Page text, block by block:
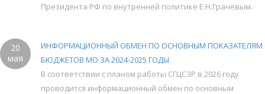
Президента РФ по внутренней политике Е.Н.Грачёвым.
20
мая
ИНФОРМАЦИОННЫЙ ОБМЕН ПО ОСНОВНЫМ ПОКАЗАТЕЛЯМ
БЮДЖЕТОВ МО ЗА 2024-2025 ГОДЫ
В соответствии с планом работы СГЦСЗР в 2026 году
проводится информационный обмен по основным